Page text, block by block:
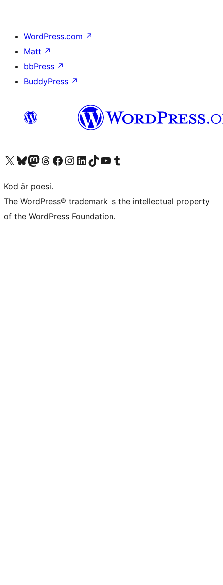
WordPress.com ↗
Matt ↗
bbPress ↗
BuddyPress ↗
Besök vår X-konto (f.d. Twitter)
Besök vårt Bluesky-konto
Besök vårt Mastodon-konto
Besök vårt Thread-konto
Besök vår Facebook-sidaBesök vårt Instagram-konto
Besök vårt LinkedIn-konto
Besök vårt TikTok-konto
Besök vår YouTube-kanalBesök vårt Tumblr-konto
Kod är poesi.
The WordPress® trademark is the intellectual property
of the WordPress Foundation.